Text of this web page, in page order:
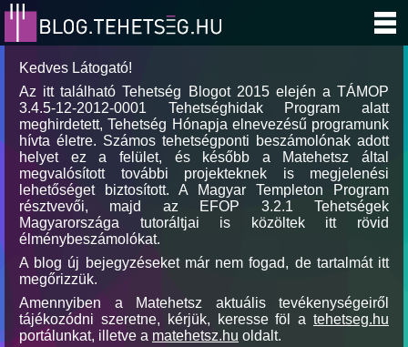
Kedves Látogató!
Az itt található Tehetség Blogot 2015 elején a TÁMOP
3.4.5-12-2012-0001 Tehetséghidak Program alatt
meghirdetett, Tehetség Hónapja elnevezésű programunk
hívta életre. Számos tehetségponti beszámolónak adott
helyet ez a felület, és később a Matehetsz által
megvalósított további projekteknek is megjelenési
lehetőséget biztosított. A Magyar Templeton Program
résztvevői, majd az EFOP 3.2.1 Tehetségek
Magyarországa tutoráltjai is közöltek itt rövid
élménybeszámolókat.
A blog új bejegyzéseket már nem fogad, de tartalmát itt
megőrizzük.
Amennyiben a Matehetsz aktuális tevékenységeiről
tájékozódni szeretne, kérjük, keresse föl a tehetseg.hu
portálunkat, illetve a matehetsz.hu oldalt.